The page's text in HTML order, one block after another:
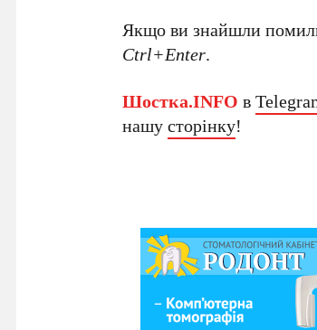
Якщо ви знайшли
Ctrl+Enter.
Шостка.INFO в
нашусторінку!